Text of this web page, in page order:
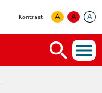
Kontrast A A A